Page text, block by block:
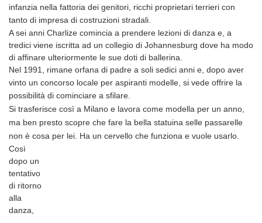
infanzia nella fattoria dei genitori, ricchi proprietari terrieri con
tanto di impresa di costruzioni stradali.
A sei anni Charlize comincia a prendere lezioni di danza e, a
tredici viene iscritta ad un collegio di Johannesburg dove ha modo
di affinare ulteriormente le sue doti di ballerina.
Nel 1991, rimane orfana di padre a soli sedici anni e, dopo aver
vinto un concorso locale per aspiranti modelle, si vede offrire la
possibilità di cominciare a sfilare.
Si trasferisce così a Milano e lavora come modella per un anno,
ma ben presto scopre che fare la bella statuina selle passarelle
non è cosa per lei. Ha un cervello che funziona e vuole usarlo.
Così
dopo un
tentativo
di ritorno
alla
danza,